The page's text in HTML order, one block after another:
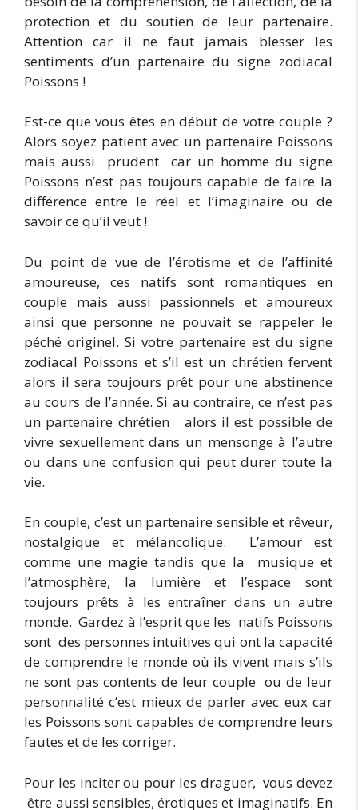
protection et du soutien de leur partenaire.
Attention car il ne faut jamais blesser les
sentiments d’un partenaire du signe zodiacal
Poissons !
Est-ce que vous êtes en début de votre couple ?
Alors soyez patient avec un partenaire Poissons
mais aussi prudent car un homme du signe
Poissons n’est pas toujours capable de faire la
différence entre le réel et l’imaginaire ou de
savoir ce qu’il veut !
Du point de vue de l’érotisme et de l’affinité
amoureuse, ces natifs sont romantiques en
couple mais aussi passionnels et amoureux
ainsi que personne ne pouvait se rappeler le
péché originel. Si votre partenaire est du signe
zodiacal Poissons et s’il est un chrétien fervent
alors il sera toujours prêt pour une abstinence
au cours de l’année. Si au contraire, ce n’est pas
un partenaire chrétien alors il est possible de
vivre sexuellement dans un mensonge à l’autre
ou dans une confusion qui peut durer toute la
vie.
En couple, c’est un partenaire sensible et rêveur,
nostalgique et mélancolique. L’amour est
comme une magie tandis que la musique et
l’atmosphère, la lumière et l’espace sont
toujours prêts à les entraîner dans un autre
monde. Gardez à l’esprit que les natifs Poissons
sont des personnes intuitives qui ont la capacité
de comprendre le monde où ils vivent mais s’ils
ne sont pas contents de leur couple ou de leur
personnalité c’est mieux de parler avec eux car
les Poissons sont capables de comprendre leurs
fautes et de les corriger.
Pour les inciter ou pour les draguer, vous devez
être aussi sensibles, érotiques et imaginatifs. En